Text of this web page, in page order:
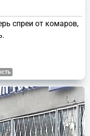
спреи от комаров,